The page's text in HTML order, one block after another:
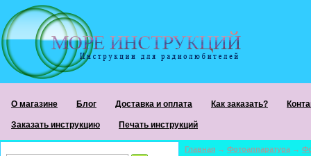
О магазине Блог Доставка и оплата Как заказать?
Заказать инструкцию Печать инструкций
Главная → Фотоаппаратура →